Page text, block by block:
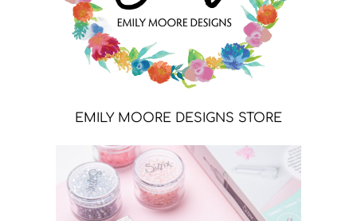
EMILY MOORE DESIGNS STORE